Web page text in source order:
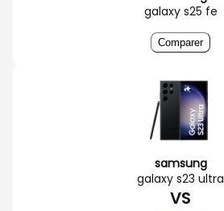
galaxy s25 fe
Comparer
samsung
galaxy s23 ultra
VS